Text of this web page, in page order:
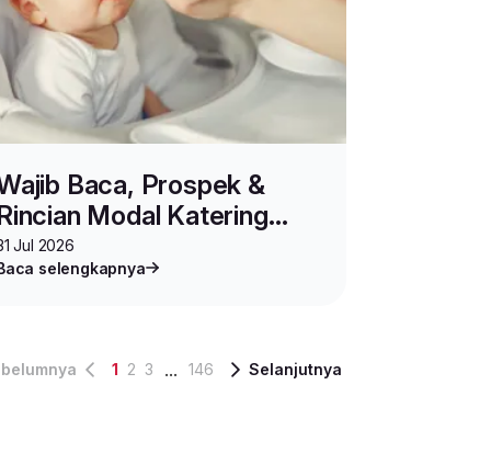
Baca, Prospek &
Modal Katering
serta Tips
Jul 2026
selengkapnya
1 2 3 ... 146 Selanjutnya